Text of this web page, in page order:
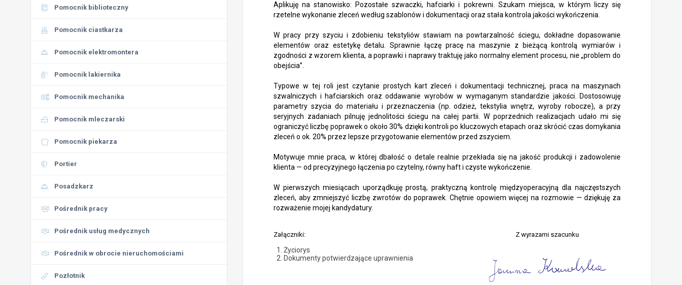
Pomocnik biblioteczny
Pomocnik ciastkarza
Pomocnik elektromontera
Pomocnik lakiernika
Pomocnik mechanika
Pomocnik mleczarski
Pomocnik piekarza
Portier
Posadzkarz
Pośrednik pracy
Pośrednik usług medycznych
Pośrednik w obrocie nieruchomościami
Pozłotnik
Aplikuję na stanowisko: Pozostałe szwaczki, hafciarki i pokrewni. Szukam miejsca, w którym liczy się
rzetelne wykonanie zleceń według szablonów i dokumentacji oraz stała kontrola jakości wykończenia.
W pracy przy szyciu i zdobieniu tekstyliów stawiam na powtarzalność ściegu, dokładne dopasowanie
elementów oraz estetykę detalu. Sprawnie łączę pracę na maszynie z bieżącą kontrolą wymiarów i
zgodności z wzorem klienta, a poprawki i naprawy traktuję jako normalny element procesu, nie „problem do
obejścia”.
Typowe w tej roli jest czytanie prostych kart zleceń i dokumentacji technicznej, praca na maszynach
szwalniczych i hafciarskich oraz oddawanie wyrobów w wymaganym standardzie jakości. Dostosowuję
parametry szycia do materiału i przeznaczenia (np. odzież, tekstylia wnętrz, wyroby robocze), a przy
seryjnych zadaniach pilnuję jednolitości ściegu na całej partii. W poprzednich realizacjach udało mi się
ograniczyć liczbę poprawek o około 30% dzięki kontroli po kluczowych etapach oraz skrócić czas domykania
zleceń o ok. 20% przez lepsze przygotowanie elementów przed zszyciem.
Motywuje mnie praca, w której dbałość o detale realnie przekłada się na jakość produkcji i zadowolenie
klienta — od precyzyjnego łączenia po czytelny, równy haft i czyste wykończenie.
W pierwszych miesiącach uporządkuję prostą, praktyczną kontrolę międzyoperacyjną dla najczęstszych
zleceń, aby zmniejszyć liczbę zwrotów do poprawek. Chętnie opowiem więcej na rozmowie — dziękuję za
rozważenie mojej kandydatury.
Załączniki:
Życiorys
Dokumenty potwierdzające uprawnienia
Z wyrazami szacunku